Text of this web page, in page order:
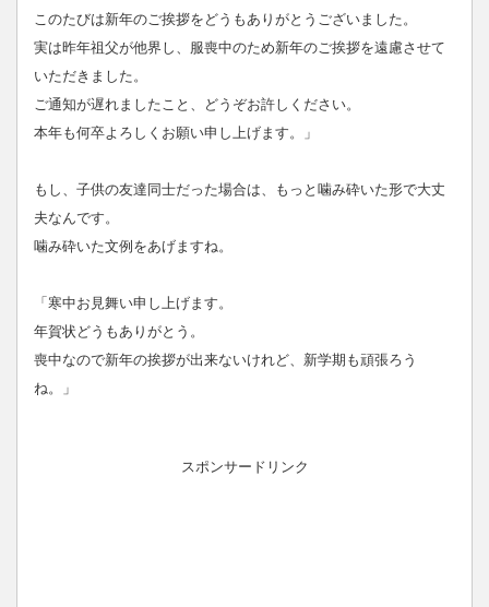
このたびは新年のご挨拶をどうもありがとうございました。
実は昨年祖父が他界し、服喪中のため新年のご挨拶を遠慮させて
いただきました。
ご通知が遅れましたこと、どうぞお許しください。
本年も何卒よろしくお願い申し上げます。」
もし、子供の友達同士だった場合は、もっと噛み砕いた形で大丈
夫なんです。
噛み砕いた文例をあげますね。
「寒中お見舞い申し上げます。
年賀状どうもありがとう。
喪中なので新年の挨拶が出来ないけれど、新学期も頑張ろう
ね。」
スポンサードリンク